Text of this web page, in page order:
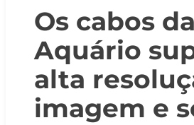
Os cabos da
Aquário
alta
imagem e